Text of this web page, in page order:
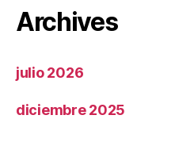
Archives
julio 2026
diciembre 2025